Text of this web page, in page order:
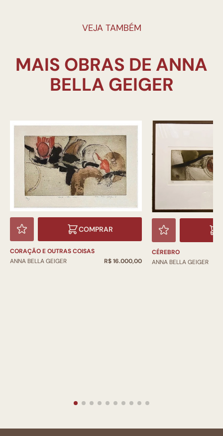
VEJA TAMBÉM
MAIS OBRAS DE ANNA
COMPRAR
CORAÇÃO E OUTRAS COISAS
ANNA BELLA GEIGER
R$ 16.000,00
CÉREBRO
ANNA BELLA GEIGER